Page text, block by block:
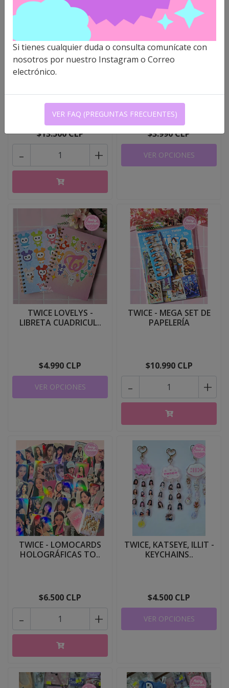
$13.500 CLP
+
-
$3.990 CLP
VER OPCIONES
TWICE LOVELYS -
LIBRETA CUADRICUL..
$4.990 CLP
VER OPCIONES
TWICE - MEGA SET DE
PAPELERÍA
$10.990 CLP
+
-
TWICE - LOMOCARDS
HOLOGRÁFICAS TO..
$6.500 CLP
+
-
TWICE, KATSEYE, ILLIT -
KEYCHAINS..
$4.500 CLP
VER OPCIONES
Si tienes cualquier duda o consulta comunícate con
nosotros por nuestro Instagram o Correo
electrónico.
VER FAQ (PREGUNTAS FRECUENTES)